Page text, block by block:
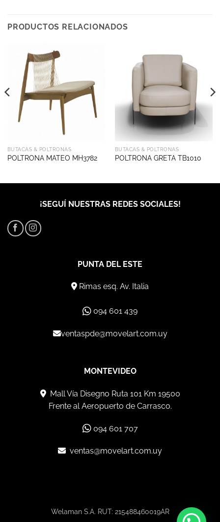
PRODUCTOS RELACIONADOS
BUTACAS & POLTRONAS
POLTRONA MATEO MH3782
BUTACAS & POLTRONAS
POLTRONA GRETA TB1010
¡SEGUÍ NUESTRAS REDES SOCIALES!
PUNTA DEL ESTE
Rimas esq. Av. Italia
094 601 439
ventaspde@movelart.com.uy
MONTEVIDEO
Mall Vía Disegno Ruta 101 Km 19500
Frente al Aeropuerto de Carrasco.
094 601 707
ventas@movelart.com.uy
Welaman S.A. RUT: 215488460019AR